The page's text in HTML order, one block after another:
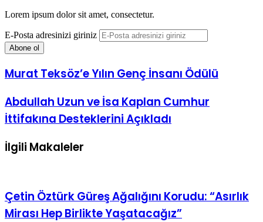
Lorem ipsum dolor sit amet, consectetur.
E-Posta adresinizi giriniz
Murat Teksöz’e Yılın Genç İnsanı Ödülü
Abdullah Uzun ve İsa Kaplan Cumhur
İttifakına Desteklerini Açıkladı
İlgili Makaleler
Çetin Öztürk Güreş Ağalığını Korudu: “Asırlık
Mirası Hep Birlikte Yaşatacağız”